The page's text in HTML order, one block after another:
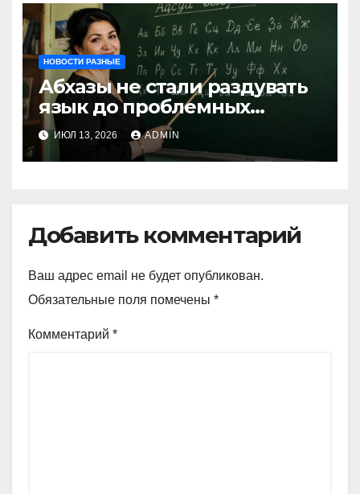
НОВОСТИ РАЗНЫЕ
Абхазы не стали раздувать
язык до проблемных
размеров
ИЮЛ 13, 2026 ADMIN
Добавить комментарий
Ваш адрес email не будет опубликован.
Обязательные поля помечены *
Комментарий *